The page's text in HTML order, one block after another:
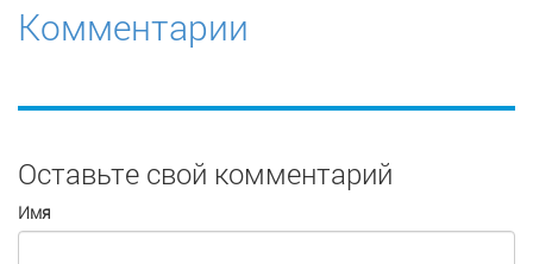
Комментарии
Оставьте свой комментарий
Имя